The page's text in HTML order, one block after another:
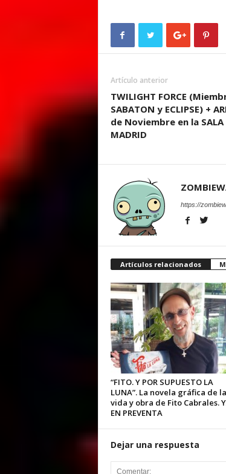
Artículo anterior
TWILIGHT FORCE
SABATON y ECLIPSE) +
de Noviembre en la SALA
MADRID
https://
Artículos relacionados
“FITO. Y POR SUPUESTO LA
LUNA”. La novela gráfica de la
vida y obra de Fito Cabrales.
EN PREVENTA
Dejar una respuesta